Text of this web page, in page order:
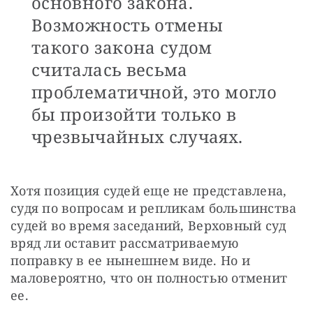
Возможность отмены
такого закона судом
считалась весьма
проблематичной, это могло
бы произойти только в
чрезвычайных случаях.
Хотя позиция судей еще не представлена,
судя по вопросам и репликам большинства
судей во время заседаний, Верховный суд
вряд ли оставит рассматриваемую
поправку в ее нынешнем виде. Но и
маловероятно, что он полностью отменит
ее.